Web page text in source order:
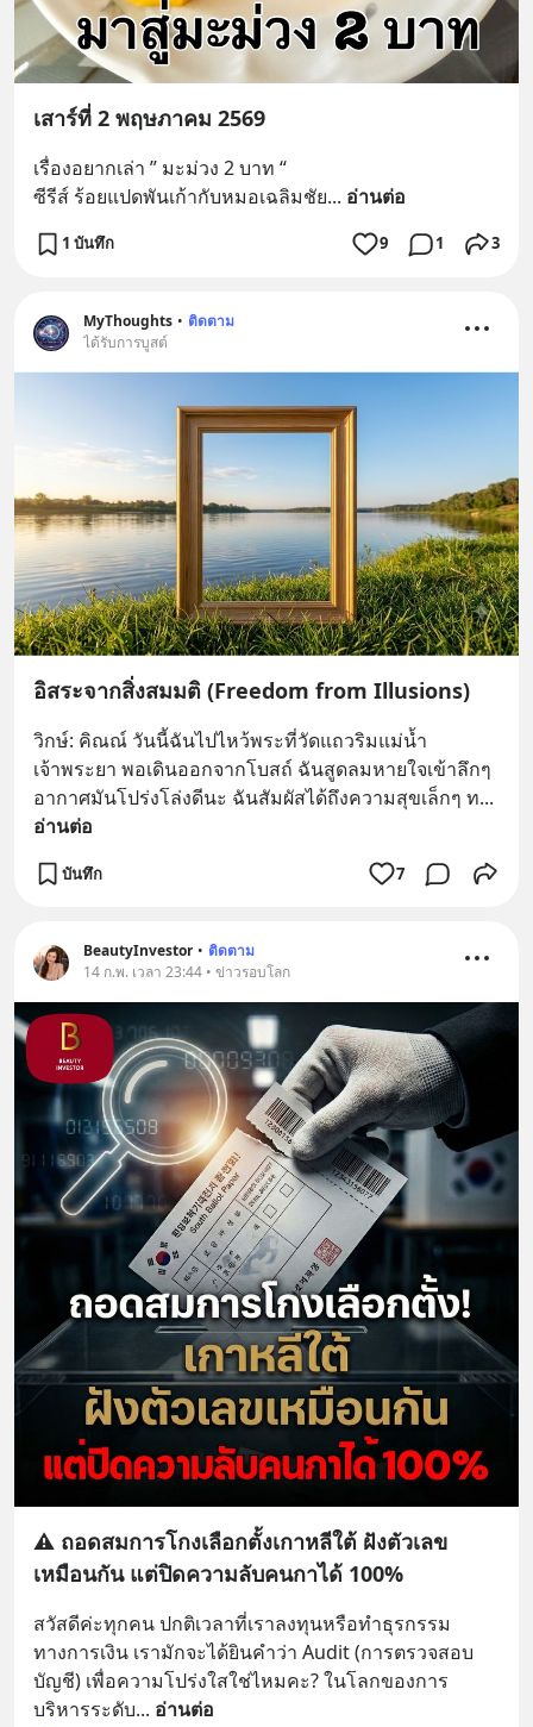
เสาร์ที่ 2 พฤษภาคม 2569
เรื่องอยากเล่า ” มะม่วง 2 บาท “
ซีรีส์ ร้อยแปดพันเก้ากับหมอเฉลิมชัย... อ่านต่อ
1 บันทึก 9 1 3
MyThoughts • ติดตาม
ได้รับการบูสต์
อิสระจากสิ่งสมมติ (Freedom from Illusions)
วิกษ์: คิณณ์ วันนี้ฉันไปไหว้พระที่วัดแถวริมแม่น้ำ
เจ้าพระยา พอเดินออกจากโบสถ์ ฉันสูดลมหายใจเข้าลึกๆ
อากาศมันโปร่งโล่งดีนะ ฉันสัมผัสได้ถึงความสุขเล็กๆ ท
อ่านต่อ
บันทึก 7
BeautyInvestor • ติดตาม
14 ก.พ. เวลา 23:44 • ข่าวรอบโลก
⚠️ ถอดสมการโกงเลือกตั้งเกาหลีใต้ ฝังตัวเลข
เหมือนกัน แต่ปิดความลับคนกาได้ 100%
สวัสดีค่ะทุกคน ปกติเวลาที่เราลงทุนหรือทำธุรกรรม
ทางการเงิน เรามักจะได้ยินคำว่า Audit (การตรวจสอบ
บัญชี) เพื่อความโปร่งใสใช่ไหมคะ? ในโลกของการ
บริหารระดับ... อ่านต่อ